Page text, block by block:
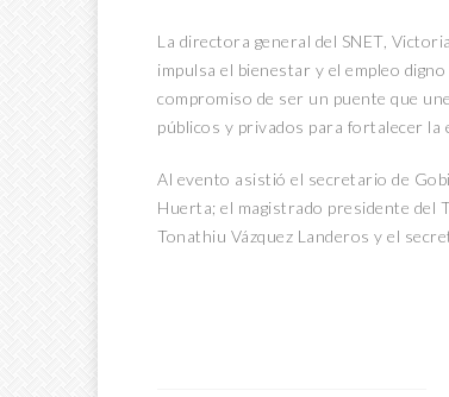
La directora general del SNET,
impulsa el bienestar y el empleo
compromiso de ser un puente que
públicos y privados para fortalecer la
Al evento asistió el secretario de
Huerta; el magistrado presidente del
Tonathiu Vázquez Landeros y el